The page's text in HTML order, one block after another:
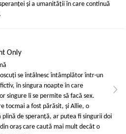
și a umanității în care continuă
Only
se întâlnesc întâmplător într-un
în singura noapte în care
singure li se permite să facă sex.
tocmai a fost părăsit, și Allie, o
plină de speranță, ar putea fi singurii doi
oraș care caută mai mult decât o